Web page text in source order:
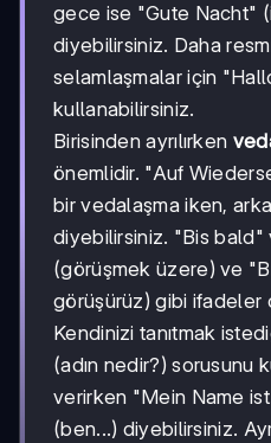
gece ise "Gute Nacht"
diyebilirsiniz. Daha
selamlaşmalar için
kullanabilirsiniz.
Birisinden ayrılırken
önemlidir. "Auf
bir vedalaşma iken,
diyebilirsiniz. "Bis
(görüşmek üzere) ve
görüşürüz) gibi ifadeler
Kendinizi tanıtmak
(adın nedir?) sorusunu
verirken "Mein Name
(ben...) diyebilirsiniz.